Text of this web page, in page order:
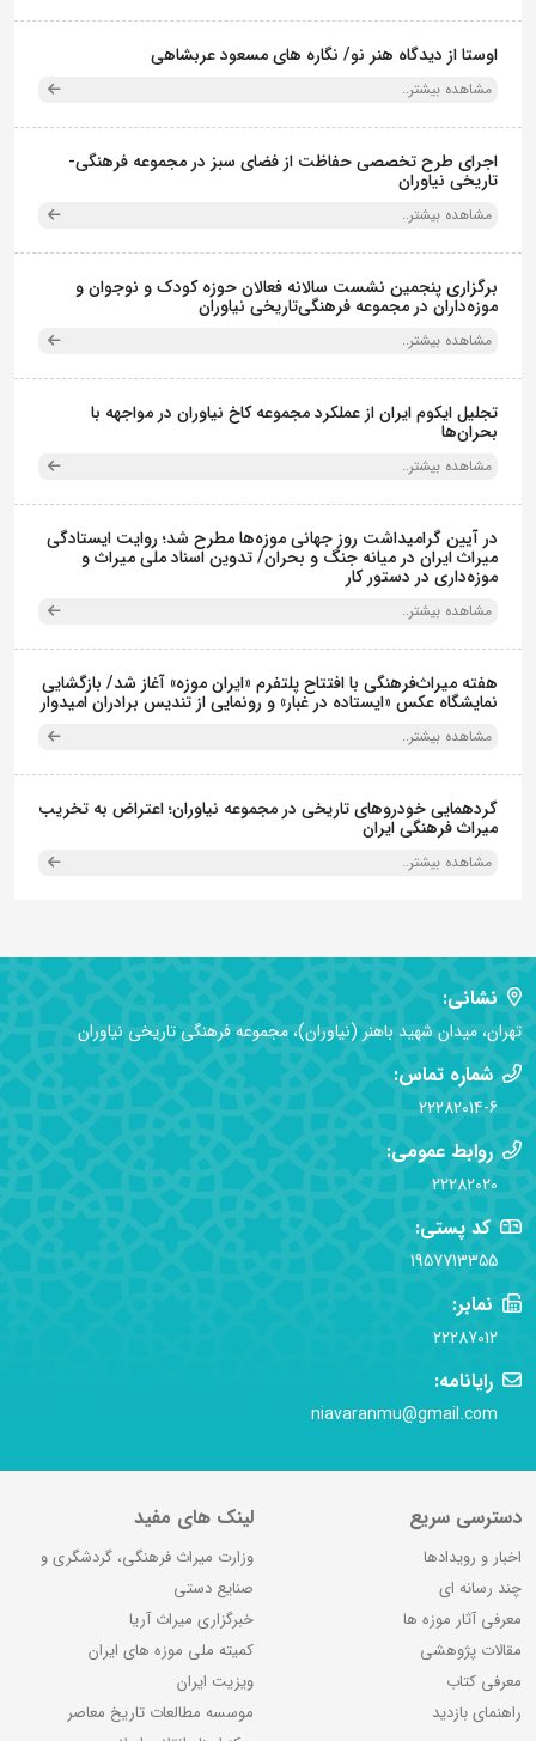
اوستا از دیدگاه هنر نو/ نگاره های مسعود عربشاهی
مشاهده بیشتر..
اجرای طرح تخصصی حفاظت از فضای سبز در مجموعه فرهنگی-
تاریخی نیاوران
مشاهده بیشتر..
برگزاری پنجمین نشست سالانه فعالان حوزه کودک و نوجوان و
موزه‌داران در مجموعه فرهنگی‌تاریخی نیاوران
مشاهده بیشتر..
تجلیل ایکوم ایران از عملکرد مجموعه کاخ نیاوران در مواجهه با
بحران‌ها
مشاهده بیشتر..
در آیین گرامیداشت روز جهانی موزه‌ها مطرح شد؛ روایت ایستادگی
میراث ایران در میانه جنگ و بحران/ تدوین اسناد ملی میراث و
موزه‌داری در دستور کار
مشاهده بیشتر..
هفته میراث‌فرهنگی با افتتاح پلتفرم «ایران موزه» آغاز شد/ بازگشایی
نمایشگاه عکس «ایستاده در غبار» و رونمایی از تندیس برادران امیدوار
مشاهده بیشتر..
گردهمایی خودروهای تاریخی در مجموعه نیاوران؛ اعتراض به تخریب
میراث فرهنگی ایران
مشاهده بیشتر..
نشانی:
تهران، میدان شهید باهنر (نیاوران)، مجموعه فرهنگی تاریخی نیاوران
شماره تماس:
22282014-6
روابط عمومی:
22282020
کد پستی:
1957713355
نمابر:
22287012
رایانامه:
niavaranmu@gmail.com
دسترسی سریع
اخبار و رویدادها
چند رسانه ای
معرفی آثار موزه ها
مقالات پژوهشی
معرفی کتاب
راهنمای بازدید
لینک های مفید
وزارت میراث فرهنگی، گردشگری و
صنایع دستی
خبرگزاری میراث آریا
کمیته ملی موزه های ایران
ویزیت ایران
موسسه مطالعات تاریخ معاصر